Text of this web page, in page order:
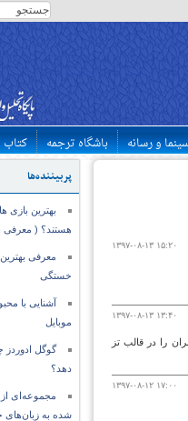
و رسانه باشگاه ترجمه کتاب
پربیننده‌ها
بهترین بازی
هستند؟ ( معرفی
معرفی
خستگی
آشنایی با
موبایل
گوگل
دهد؟
مجموعه‌ای
شده به زبان‌های
۱۳۹۷-۰۸-۱۳ ۱۵:۲۰
۱۳۹۷-۰۸-۱۳ ۱۳:۴۰
را در قالب تز
۱۳۹۷-۰۸-۱۲ ۱۷:۰۰